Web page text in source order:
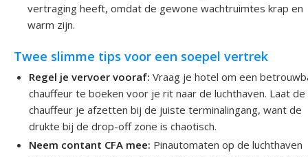
vertraging heeft, omdat de gewone wachtruimtes krap en
warm zijn.
Twee slimme tips voor een soepel vertrek
Regel je vervoer vooraf: Vraag je hotel om een
chauffeur te boeken voor je rit naar de luchthaven. Laat de
chauffeur je afzetten bij de juiste terminalingang, want de
drukte bij de drop-off zone is chaotisch.
Neem contant CFA mee: Pinautomaten op de luchthaven